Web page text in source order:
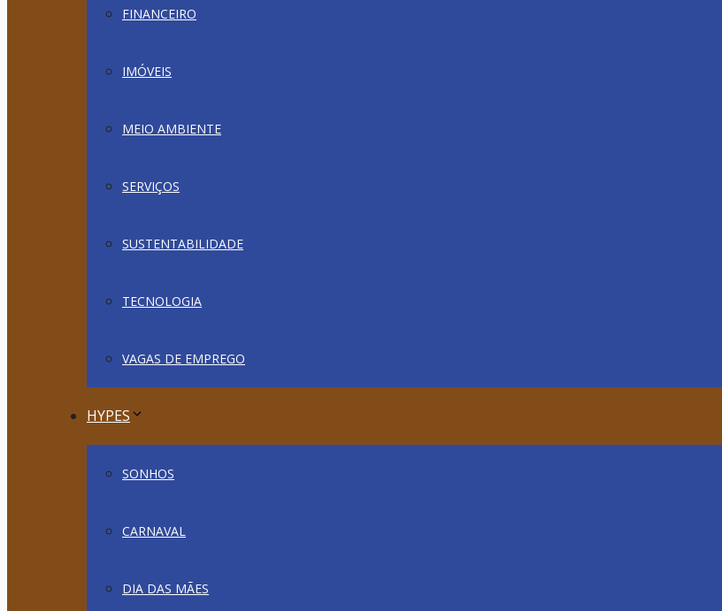
FINANCEIRO
IMÓVEIS
MEIO AMBIENTE
SERVIÇOS
SUSTENTABILIDADE
TECNOLOGIA
VAGAS DE EMPREGO
HYPES
SONHOS
CARNAVAL
DIA DAS MÃES